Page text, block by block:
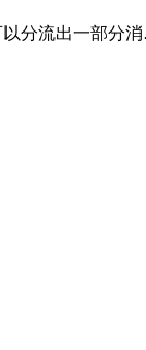
以分流出一部分